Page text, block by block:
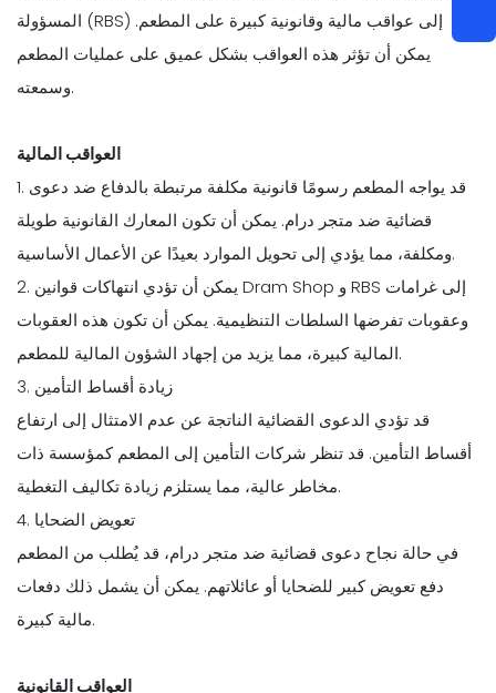
المسؤولة (RBS) إلى عواقب مالية وقانونية كبيرة على المطعم.
يمكن أن تؤثر هذه العواقب بشكل عميق على عمليات المطعم
وسمعته.
العواقب المالية
1. قد يواجه المطعم رسومًا قانونية مكلفة مرتبطة بالدفاع ضد دعوى
قضائية ضد متجر درام. يمكن أن تكون المعارك القانونية طويلة
ومكلفة، مما يؤدي إلى تحويل الموارد بعيدًا عن الأعمال الأساسية.
2. يمكن أن تؤدي انتهاكات قوانين Dram Shop و RBS إلى غرامات
وعقوبات تفرضها السلطات التنظيمية. يمكن أن تكون هذه العقوبات
المالية كبيرة، مما يزيد من إجهاد الشؤون المالية للمطعم.
3. زيادة أقساط التأمين
قد تؤدي الدعوى القضائية الناتجة عن عدم الامتثال إلى ارتفاع
أقساط التأمين. قد تنظر شركات التأمين إلى المطعم كمؤسسة ذات
مخاطر عالية، مما يستلزم زيادة تكاليف التغطية.
4. تعويض الضحايا
في حالة نجاح دعوى قضائية ضد متجر درام، قد يُطلب من المطعم
دفع تعويض كبير للضحايا أو عائلاتهم. يمكن أن يشمل ذلك دفعات
مالية كبيرة.
العواقب القانونية